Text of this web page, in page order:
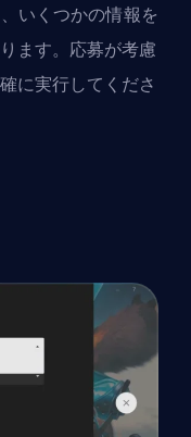
いくつかの情報を
ます。応募が考慮
に実行してくださ